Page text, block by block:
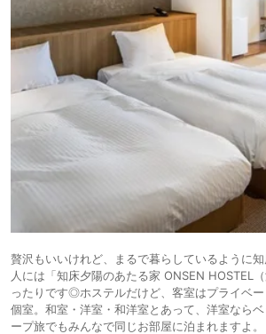
贅沢もいいけれど、まるで暮らしているように
人には「知床夕陽のあたる家 ONSEN HOSTEL
ったりです◎ホステルだけど、客室はプライベ
個室。和室・洋室・和洋室とあって、洋室なら
ープ旅でもみんなで同じお部屋に泊まれますよ。